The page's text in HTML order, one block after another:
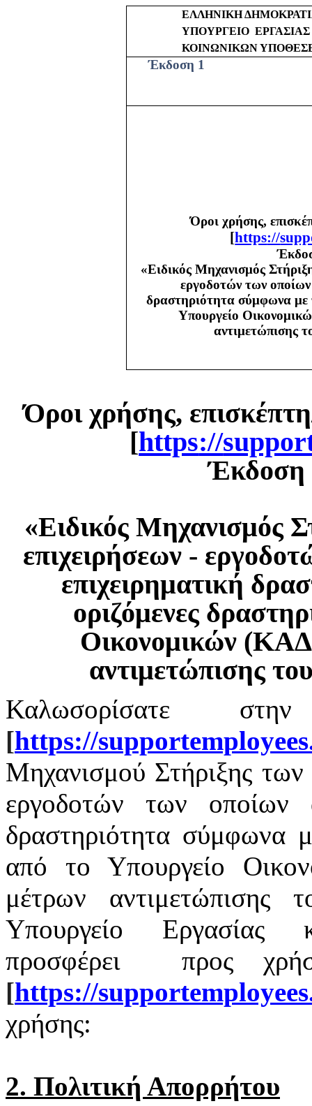
ΕΛΛΗΝΙΚΗ
ΥΠΟΥΡΓΕΙΟ
ΚΟΙΝΩΝΙΚΩΝ
Έκδοση 1
Όροι χρήσης,
[https://
«Ειδικός Μηχανισμός
εργοδοτών των οποίων
δραστηριότητα σύμφωνα με
Υπουργείο
αντιμετώπισης
Όροι χρήσης,
[https://
Έκδοση
«Ειδικός Μηχανισμός
επιχειρήσεων -
επιχειρηματική
οριζόμενες
Οικονομικών
αντιμετώπισης
Καλωσορίσατε
[https://supportemployees
Μηχανισμού Στήριξης
εργοδοτών των οποίων
δραστηριότητα σύμφωνα
από το Υπουργείο
μέτρων αντιμετώπισης
Υπουργείο Εργασίας
προσφέρει
προς
[https://supportemployees
χρήσης:
2. Πολιτική Απορρήτου